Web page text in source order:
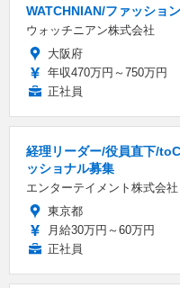
WATCHNIAN/ファッショ
ウォッチニアン株式会社
大阪府
年収470万円～750万円
正社員
経理リーダー/役員直下/
ッショナル募集
エンターテイメント株式会社
東京都
月給30万円～60万円
正社員